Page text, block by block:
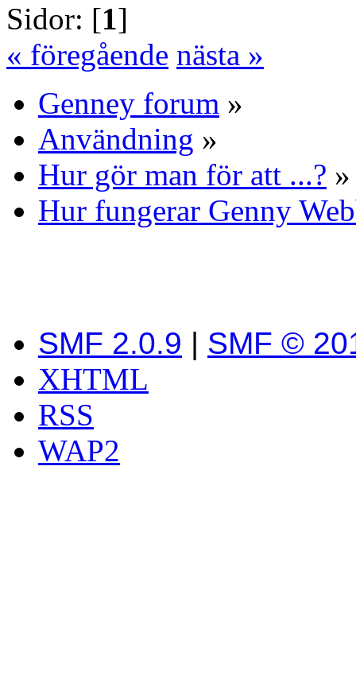
Sidor: [1]
« föregående nästa »
Genney forum »
Användning »
Hur gör man för att ...? »
Hur fungerar Genny
SMF 2.0.9 | SMF ©
XHTML
RSS
WAP2